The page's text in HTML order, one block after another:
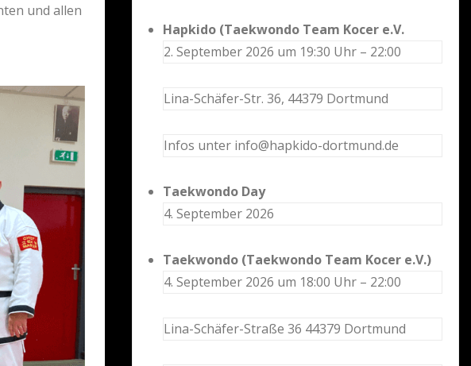
und allen
Hapkido (Taekwondo Team Kocer e.V.
2. September 2026 um 19:30 Uhr – 22:00
Lina-Schäfer-Str. 36, 44379 Dortmund
Infos unter info@hapkido-dortmund.de
Taekwondo Day
4. September 2026
Taekwondo (Taekwondo Team Kocer e.V.)
4. September 2026 um 18:00 Uhr – 22:00
Lina-Schäfer-Straße 36 44379 Dortmund